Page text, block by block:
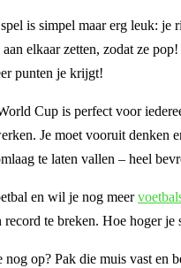
is simpel maar erg leuk: je
elkaar zetten, zodat ze
punten je krijgt!
Cup is perfect voor
Je moet vooruit denken
te laten vallen – heel
en wil je nog meer
record te breken. Hoe hoger je
op? Pak die muis vast en